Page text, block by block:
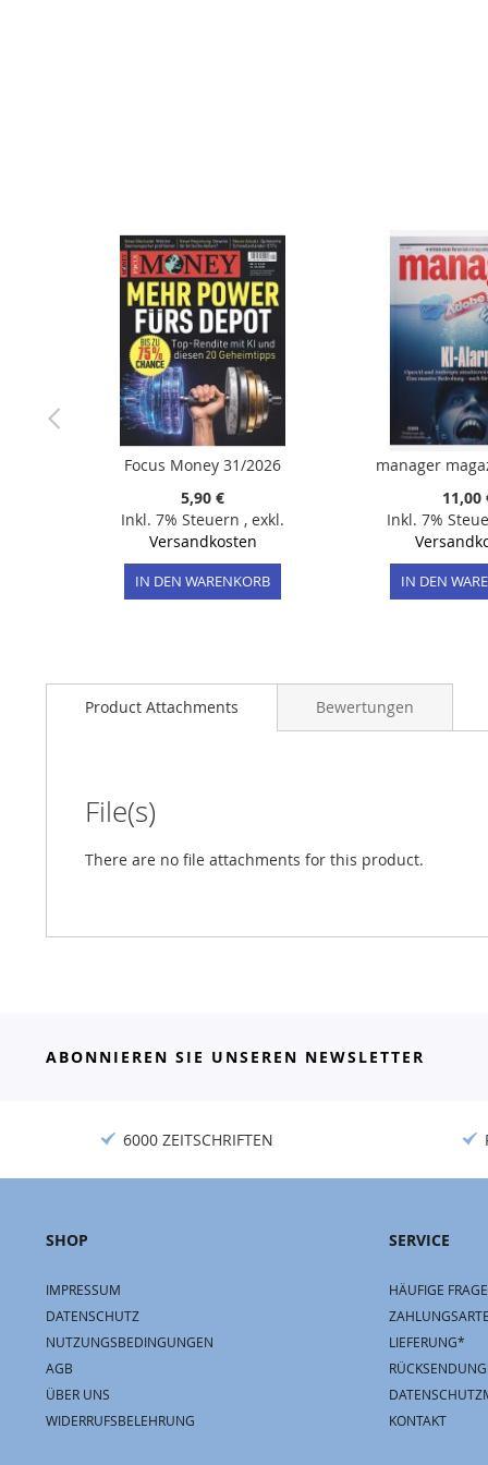
Focus Money 31/2026
5,90 €
Inkl. 7% Steuern , exkl.
Versandkosten
IN DEN WARENKORB
manager
11,00
Inkl. 7%
IN DEN
Product Attachments
File(s)
There are no file attachments for this product.
Bewertungen
ABONNIEREN SIE UNSEREN NEWSLETTER
6000 ZEITSCHRIFTEN
SHOP
IMPRESSUM
DATENSCHUTZ
NUTZUNGSBEDINGUNGEN
AGB
ÜBER UNS
WIDERRUFSBELEHRUNG
SERVICE
HÄUFIGE
LIEFERUNG*
KONTAKT